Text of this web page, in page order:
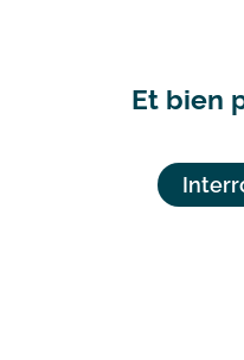
Et bien